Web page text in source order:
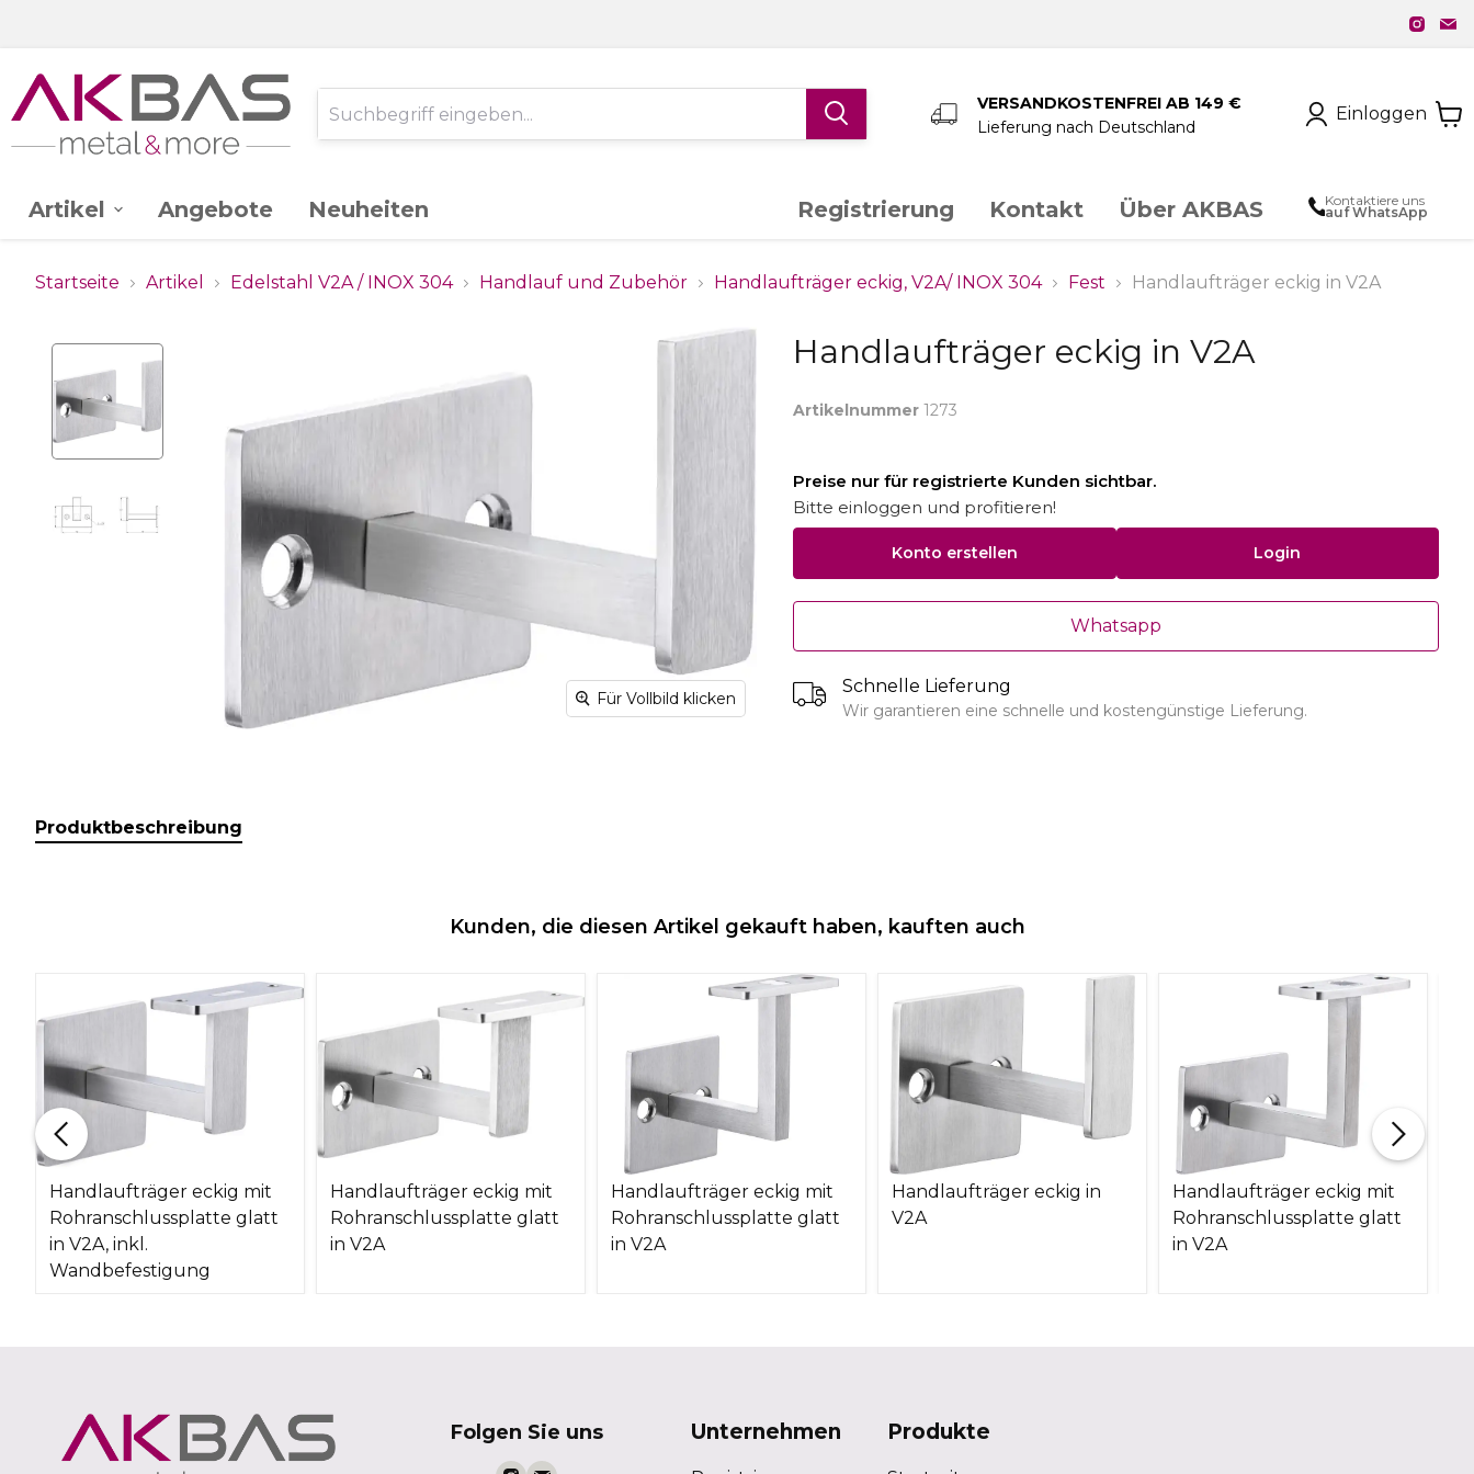
VERSANDKOSTENFREI AB 149 €
Lieferung nach Deutschland
Einloggen
Artikel
AK -
Edelstahl V2A Edelstahl V4A Aluminium Kunstschmiedeeisen
Glas Schiebetor-System Schloss & Zubehör
Schlossereibedarf
Angebote Neuheiten Registrierung Kontakt Über AKBAS Kontaktiere uns
auf WhatsApp
Startseite Artikel Edelstahl V2A / INOX 304 Handlauf und Zubehör Handlaufträger eckig, V2A/ INOX 304 Fest Handlaufträger eckig in V2A
Für Vollbild klicken
Handlaufträger eckig in V2A
Artikelnummer1273
Preise nur für registrierte Kunden sichtbar.
Bitte einloggen und profitieren!
Konto erstellen Login
Whatsapp
Schnelle Lieferung
Wir garantieren eine schnelle und kostengünstige Lieferung.
Produktbeschreibung
Kunden, die diesen Artikel gekauft haben, kauften auch
Handlaufträger eckig mit
Rohranschlussplatte glatt
in V2A, inkl.
Wandbefestigung
Handlaufträger eckig mit
Rohranschlussplatte glatt
in V2A
Handlaufträger eckig mit
Rohranschlussplatte glatt
in V2A
Handlaufträger eckig in
V2A
Handlaufträger eckig mit
Rohranschlussplatte glatt
in V2A
Folgen Sie uns Unternehmen Produkte